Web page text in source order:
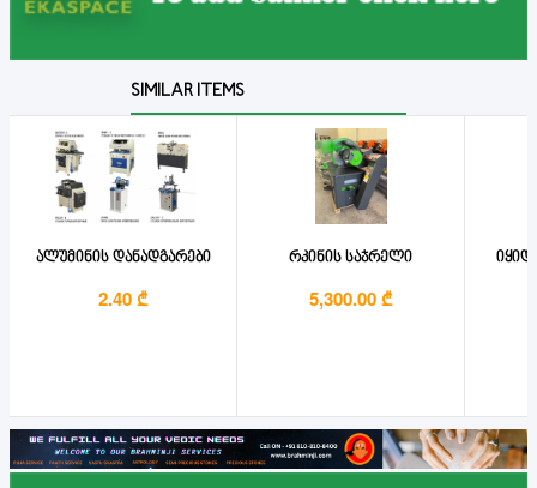
SIMILAR ITEMS
ალუმინის დანადგარები
2.40 ₾
რკინის საჯრელი
5,300.00 ₾